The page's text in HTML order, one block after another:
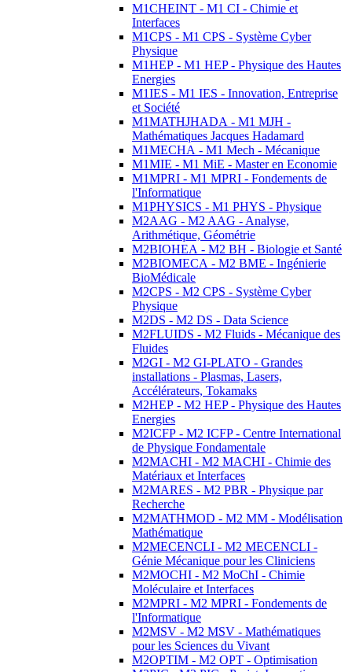
M1CHEINT - M1 CI - Chimie et
Interfaces
M1CPS - M1 CPS - Système Cyber
Physique
M1HEP - M1 HEP - Physique des Hautes
Energies
M1IES - M1 IES - Innovation, Entreprise
et Société
M1MATHJHADA - M1 MJH -
Mathématiques Jacques Hadamard
M1MECHA - M1 Mech - Mécanique
M1MIE - M1 MiE - Master en Economie
M1MPRI - M1 MPRI - Fondements de
l'Informatique
M1PHYSICS - M1 PHYS - Physique
M2AAG - M2 AAG - Analyse,
Arithmétique, Géométrie
M2BIOHEA - M2 BH - Biologie et Santé
M2BIOMECA - M2 BME - Ingénierie
BioMédicale
M2CPS - M2 CPS - Système Cyber
Physique
M2DS - M2 DS - Data Science
M2FLUIDS - M2 Fluids - Mécanique des
Fluides
M2GI - M2 GI-PLATO - Grandes
installations - Plasmas, Lasers,
Accélérateurs, Tokamaks
M2HEP - M2 HEP - Physique des Hautes
Energies
M2ICFP - M2 ICFP - Centre International
de Physique Fondamentale
M2MACHI - M2 MACHI - Chimie des
Matériaux et Interfaces
M2MARES - M2 PBR - Physique par
Recherche
M2MATHMOD - M2 MM - Modélisation
Mathématique
M2MECENCLI - M2 MECENCLI -
Génie Mécanique pour les Cliniciens
M2MOCHI - M2 MoChI - Chimie
Moléculaire et Interfaces
M2MPRI - M2 MPRI - Fondements de
l'Informatique
M2MSV - M2 MSV - Mathématiques
pour les Sciences du Vivant
M2OPTIM - M2 OPT - Optimisation